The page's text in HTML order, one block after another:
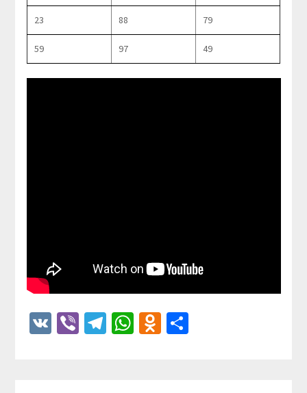
23 88 79
59 97 49
VKViberTelegram
WhatsApp
Odnoklassniki
Отправить